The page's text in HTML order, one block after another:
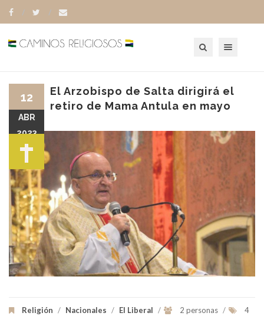
El Arzobispo de Salta dirigirá el
retiro de Mama Antula en mayo
Religión / Nacionales / El Liberal / 2 personas / 4
12
ABR
2023